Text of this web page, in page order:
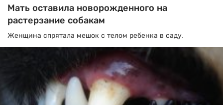
Мать оставила новорожденного на
растерзание собакам
Женщина спрятала мешок с телом ребенка в саду.